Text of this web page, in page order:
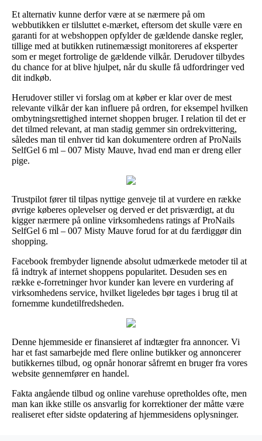
Et alternativ kunne derfor være at se nærmere på om
webbutikken er tilsluttet e-mærket, eftersom det skulle være en
garanti for at webshoppen opfylder de gældende danske regler,
tillige med at butikken rutinemæssigt monitoreres af eksperter
som er meget fortrolige de gældende vilkår. Derudover tilbydes
du chance for at blive hjulpet, når du skulle få udfordringer ved
dit indkøb.
Herudover stiller vi forslag om at køber er klar over de mest
relevante vilkår der kan influere på ordren, for eksempel hvilken
ombytningsrettighed internet shoppen bruger. I relation til det er
det tilmed relevant, at man stadig gemmer sin ordrekvittering,
således man til enhver tid kan dokumentere ordren af ProNails
SelfGel 6 ml – 007 Misty Mauve, hvad end man er dreng eller
pige.
Trustpilot fører til tilpas nyttige genveje til at vurdere en række
øvrige køberes oplevelser og derved er det prisværdigt, at du
kigger nærmere på online virksomhedens ratings af ProNails
SelfGel 6 ml – 007 Misty Mauve forud for at du færdiggør din
shopping.
Facebook frembyder lignende absolut udmærkede metoder til at
få indtryk af internet shoppens popularitet. Desuden ses en
række e-forretninger hvor kunder kan levere en vurdering af
virksomhedens service, hvilket ligeledes bør tages i brug til at
fornemme kundetilfredsheden.
Denne hjemmeside er finansieret af indtægter fra annoncer. Vi
har et fast samarbejde med flere online butikker og annoncerer
butikkernes tilbud, og opnår honorar såfremt en bruger fra vores
website gennemfører en handel.
Fakta angående tilbud og online varehuse opretholdes ofte, men
man kan ikke stille os ansvarlig for korrektioner der måtte være
realiseret efter sidste opdatering af hjemmesidens oplysninger.